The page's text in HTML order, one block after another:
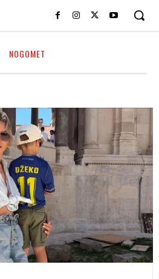
NOGOMET